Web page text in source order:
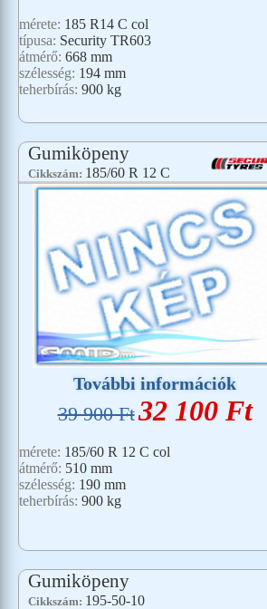
mérete: 185 R14 C col
típusa: Security TR603
átmérő: 668 mm
szélesség: 194 mm
teherbírás: 900 kg
Gumiköpeny
Cikkszám: 185/60 R 12 C
További információk
39 900 Ft32 100 Ft
mérete: 185/60 R 12 C col
átmérő: 510 mm
szélesség: 190 mm
teherbírás: 900 kg
Gumiköpeny
Cikkszám: 195-50-10